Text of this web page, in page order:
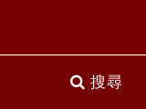
搜尋